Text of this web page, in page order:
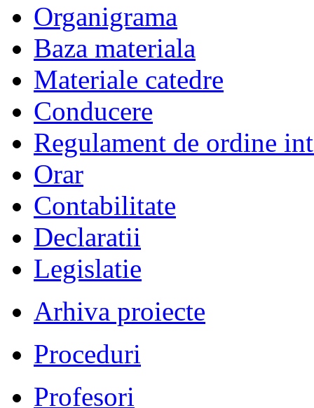
Organigrama
Baza materiala
Materiale catedre
Conducere
Regulament de ordine
Orar
Contabilitate
Declaratii
Legislatie
Arhiva proiecte
Proceduri
Profesori